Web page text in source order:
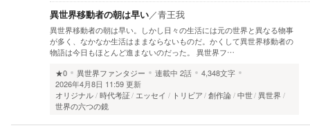
異世界移動者の朝は早い／青王我
異世界移動者の朝は早い。しかし日々の生活には元の世界と異なる物事
が多く、なかなか生活はままならないものだ。かくして異世界移動者の
物語は今日もほとんど進まないのだった。 異世界フ…
★0
異世界ファンタジー 連載中 2話
4,348文字
2026年4月8日 11:59 更新
オリジナル 時代考証 エッセイ トリビア 創作論 中世 異世界
世界の六つの鏡